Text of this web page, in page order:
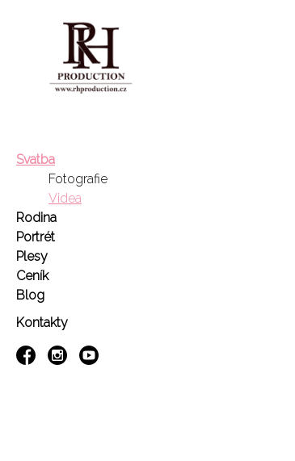
Svatba
Fotografie
Videa
Rodina
Portrét
Plesy
Ceník
Blog
Kontakty